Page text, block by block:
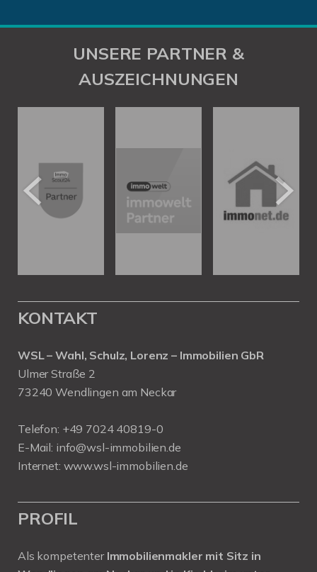
UNSERE PARTNER &
AUSZEICHNUNGEN
KONTAKT
WSL – Wahl, Schulz, Lorenz – Immobilien GbR
Ulmer Straße 2
73240 Wendlingen am Neckar
Telefon: +49 7024 40819-0
E-Mail: info@wsl-immobilien.de
Internet: www.wsl-immobilien.de
PROFIL
Als kompetenter Immobilienmakler mit Sitz in